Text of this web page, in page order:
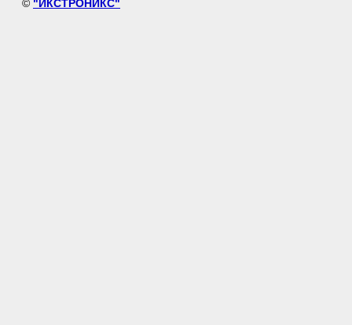
© "ИКСТРОНИКС"